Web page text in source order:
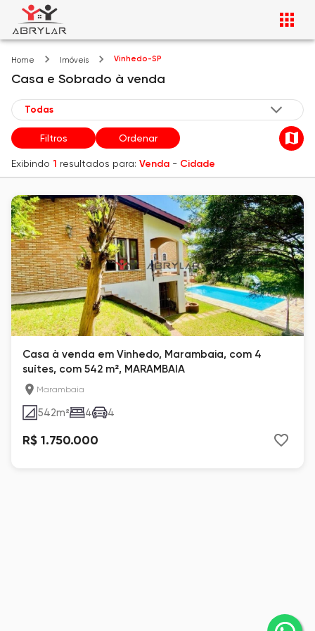
Home Imóveis Vinhedo-SP
Casa e Sobrado à venda
Filtros Ordenar
Exibindo 1 resultados para: Venda - Cidade
Casa à venda em Vinhedo, Marambaia, com 4
suítes, com 542 m², MARAMBAIA
Marambaia
542m² 4 4
R$ 1.750.000